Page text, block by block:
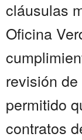
cláusulas
Oficina
revisión
permitido
contratos